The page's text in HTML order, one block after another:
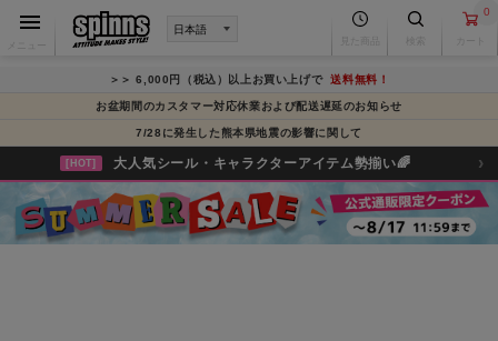
0
＞＞ 6,000円（税込）以上お買い上げで送料無料！
お盆期間のカスタマー対応休業および配送遅延のお知らせ
7/28に発生した熊本県地震の影響に関して
[HOT] 大人気シール・キャラクターアイテム勢揃い🌈 ›